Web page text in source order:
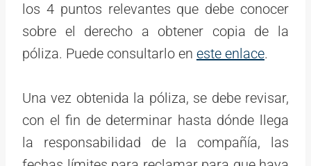
los 4 puntos relevantes que debe conocer
sobre el derecho a obtener copia de la
póliza. Puede consultarlo en este enlace.
Una vez obtenida la póliza, se debe revisar,
con el fin de determinar hasta dónde llega
la responsabilidad de la compañía, las